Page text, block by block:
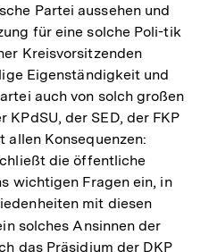
Partei aussehen und
für eine solche Poli-tik
Kreisvorsitzenden
Eigenständigkeit und
auch von solch großen
der SED, der FKP
allen Konsequenzen:
die öffentliche
wichtigen Fragen ein, in
mit diesen
solches Ansinnen der
das Präsidium der DKP